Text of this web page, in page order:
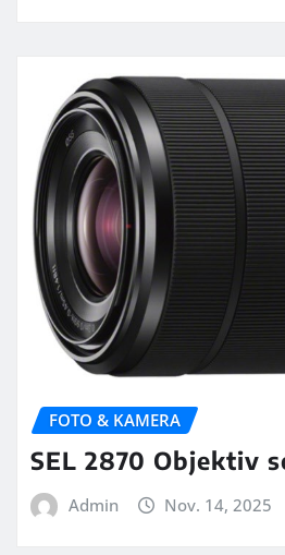
FOTO & KAMERA
SEL 2870 Objektiv
Admin Nov. 14, 2025